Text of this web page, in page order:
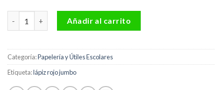
Añadir al carrito
Categoría:Papelería y Útiles Escolares
Etiqueta:lápiz rojo jumbo